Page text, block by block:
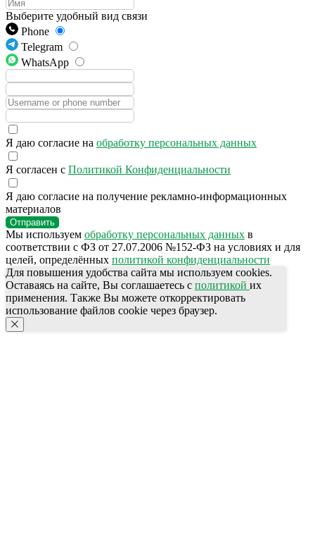
Выберите удобный вид связи
Phone
Telegram
WhatsApp
Я даю согласие на обработку персональных данных
Я согласен с Политикой Конфиденциальности
Я даю согласие на получение рекламно-информационных
материалов
Отправить
Мы используем обработку персональных данных в
соответствии с ФЗ от 27.07.2006 №152-ФЗ на условиях и для
целей, определённых политикой конфиденциальности
Для повышения удобства сайта мы используем cookies.
Оставаясь на сайте, Вы соглашаетесь с политикой их
применения. Также Вы можете откорректировать
использование файлов cookie через браузер.